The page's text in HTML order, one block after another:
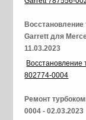
Garrett для
11.03.2023
Восстановление
802774-0004
Ремонт
0004 - 02.03.2023